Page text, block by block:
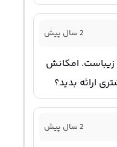
2 سال پیش
زیباست. امکانش
ارائه بدید؟
2 سال پیش